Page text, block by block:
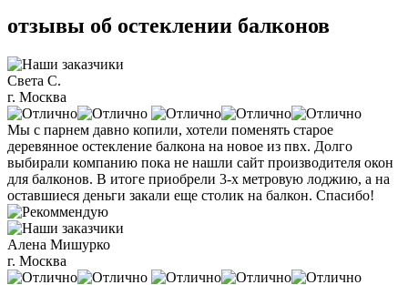
отзывы об остеклении балконов
Света С.
г. Москва
Мы с парнем давно копили, хотели поменять старое
деревянное остекление балкона на новое из пвх. Долго
выбирали компанию пока не нашли сайт производителя окон
для балконов. В итоге приобрели 3-х метровую лоджию, а на
оставшиеся деньги закали еще столик на балкон. Спасибо!
Алена Мишурко
г. Москва